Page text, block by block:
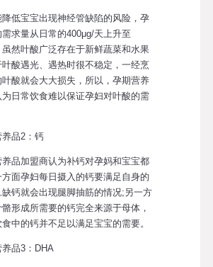
宝宝出现神经管缺陷的风险，孕
求量从日常的400μg/天上升至
虽然叶酸广泛存在于新鲜蔬菜和水果
酸遇光、遇热时很不稳定，一经烹
酸就会大大损失，所以，孕期营养
日常饮食难以保证孕妇对叶酸的需
品2：钙
加盟商认为补钙对孕妈和宝宝都
面孕妇每日摄入的钙要满足自身的
缺钙就会出现腿脚抽筋的情况;另一方
形成所需要的钙完全来源于母体，
中的钙并不足以满足宝宝的需要。
品3：DHA